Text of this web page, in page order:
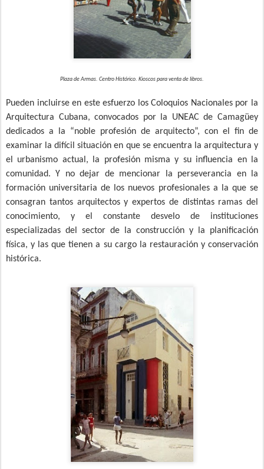
Plaza de Armas. Centro Histórico. Kioscos para venta de libros.
Pueden incluirse en este esfuerzo los Coloquios Nacionales por la
Arquitectura Cubana, convocados por la UNEAC de Camagüey
dedicados a la “noble profesión de arquitecto”, con el fin de
examinar la difícil situación en que se encuentra la arquitectura y
el urbanismo actual, la profesión misma y su influencia en la
comunidad. Y no dejar de mencionar la perseverancia en la
formación universitaria de los nuevos profesionales a la que se
consagran tantos arquitectos y expertos de distintas ramas del
conocimiento, y el constante desvelo de instituciones
especializadas del sector de la construcción y la planificación
física, y las que tienen a su cargo la restauración y conservación
histórica.